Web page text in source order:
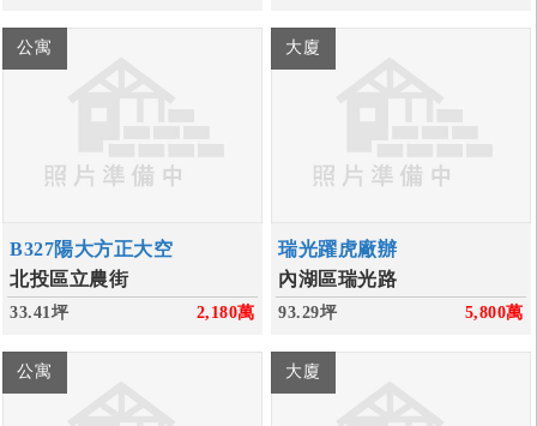
公寓
B327陽大方正大空
北投區立農街
33.41坪 2,180萬
大廈
瑞光躍虎廠辦
內湖區瑞光路
93.29坪 5,800萬
公寓 大廈